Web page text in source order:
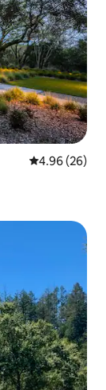
レビュー26
4.96 (26)